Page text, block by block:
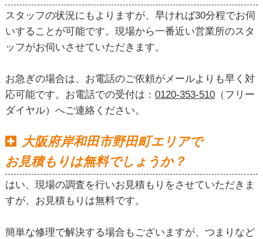
スタッフの状況にもよりますが、早ければ30分程でお伺
いすることが可能です。現場から一番近い営業所のスタ
ッフがお伺いさせていただきます。
お急ぎの場合は、お電話のご依頼がメールよりも早く対
応可能です。お電話での受付は： 0120-353-510（フリー
ダイヤル）へご連絡ください。
大阪府岸和田市野田町エリアで
お見積もりは無料でしょうか？
はい、現場の調査を行いお見積もりをさせていただきま
すが、お見積もりは無料です。
簡単な修理で解決する場合もございますが、つまりなど